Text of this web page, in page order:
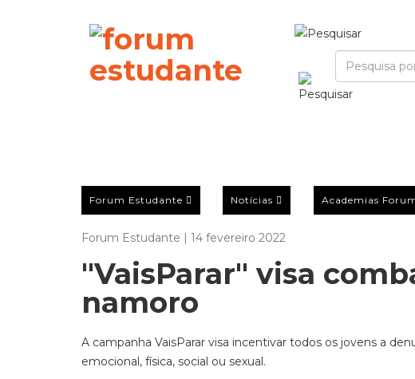
Forum Estudante Notícias Academias
Forum Estudante | 14 fevereiro 2022
"VaisParar" visa
namoro
A campanha VaisParar visa incentivar todos os jovens a
emocional, física, social ou sexual.